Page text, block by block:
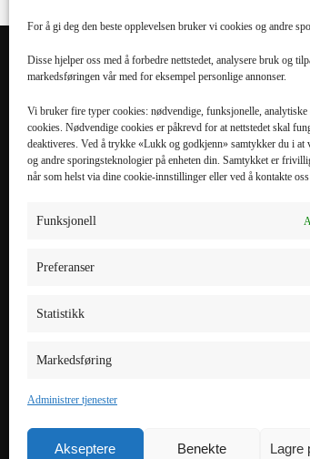
For å gi deg den beste opplevelsen bruker vi cookies og andre
Disse hjelper oss med å forbedre nettstedet, analysere bruk og
markedsføringen vår med for eksempel personlige annonser.
Vi bruker fire typer cookies: nødvendige, funksjonelle, analytiske
cookies. Nødvendige cookies er påkrevd for at nettstedet skal
deaktiveres. Ved å trykke «Lukk og godkjenn» samtykker du i at
og andre sporingsteknologier på enheten din. Samtykket er
når som helst via dine cookie-innstillinger eller ved å kontakte
Funksjonell
Preferanser
Statistikk
Markedsføring
Administrer tjenester
Akseptere Benekte Lagre
KATEGORIER
Mobiltilbehør
Tilbehør til nettbrett
Kabler & Ladere
iPhone